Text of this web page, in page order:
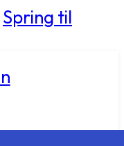
Spring til